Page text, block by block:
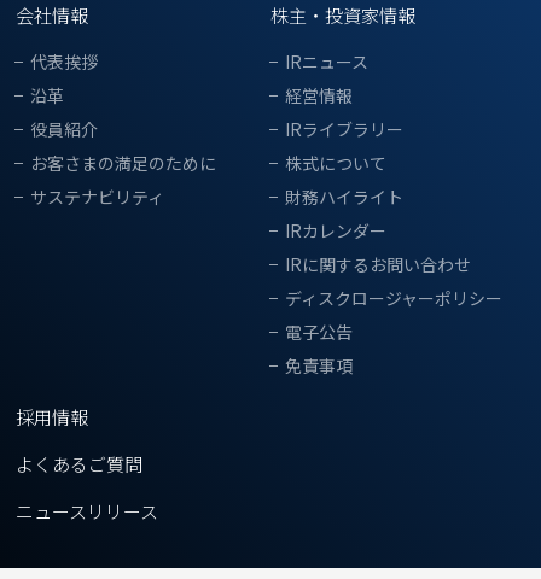
会社情報
代表挨拶
沿革
役員紹介
お客さまの満足のために
サステナビリティ
株主・投資家情報
IRニュース
経営情報
IRライブラリー
株式について
財務ハイライト
IRカレンダー
IRに関するお問い合わせ
ディスクロージャーポリシー
電子公告
免責事項
採用情報
よくあるご質問
ニュースリリース